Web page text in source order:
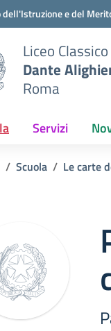
e del
Liceo Classico
Dante
Roma
Servizi
Scuola Le carte